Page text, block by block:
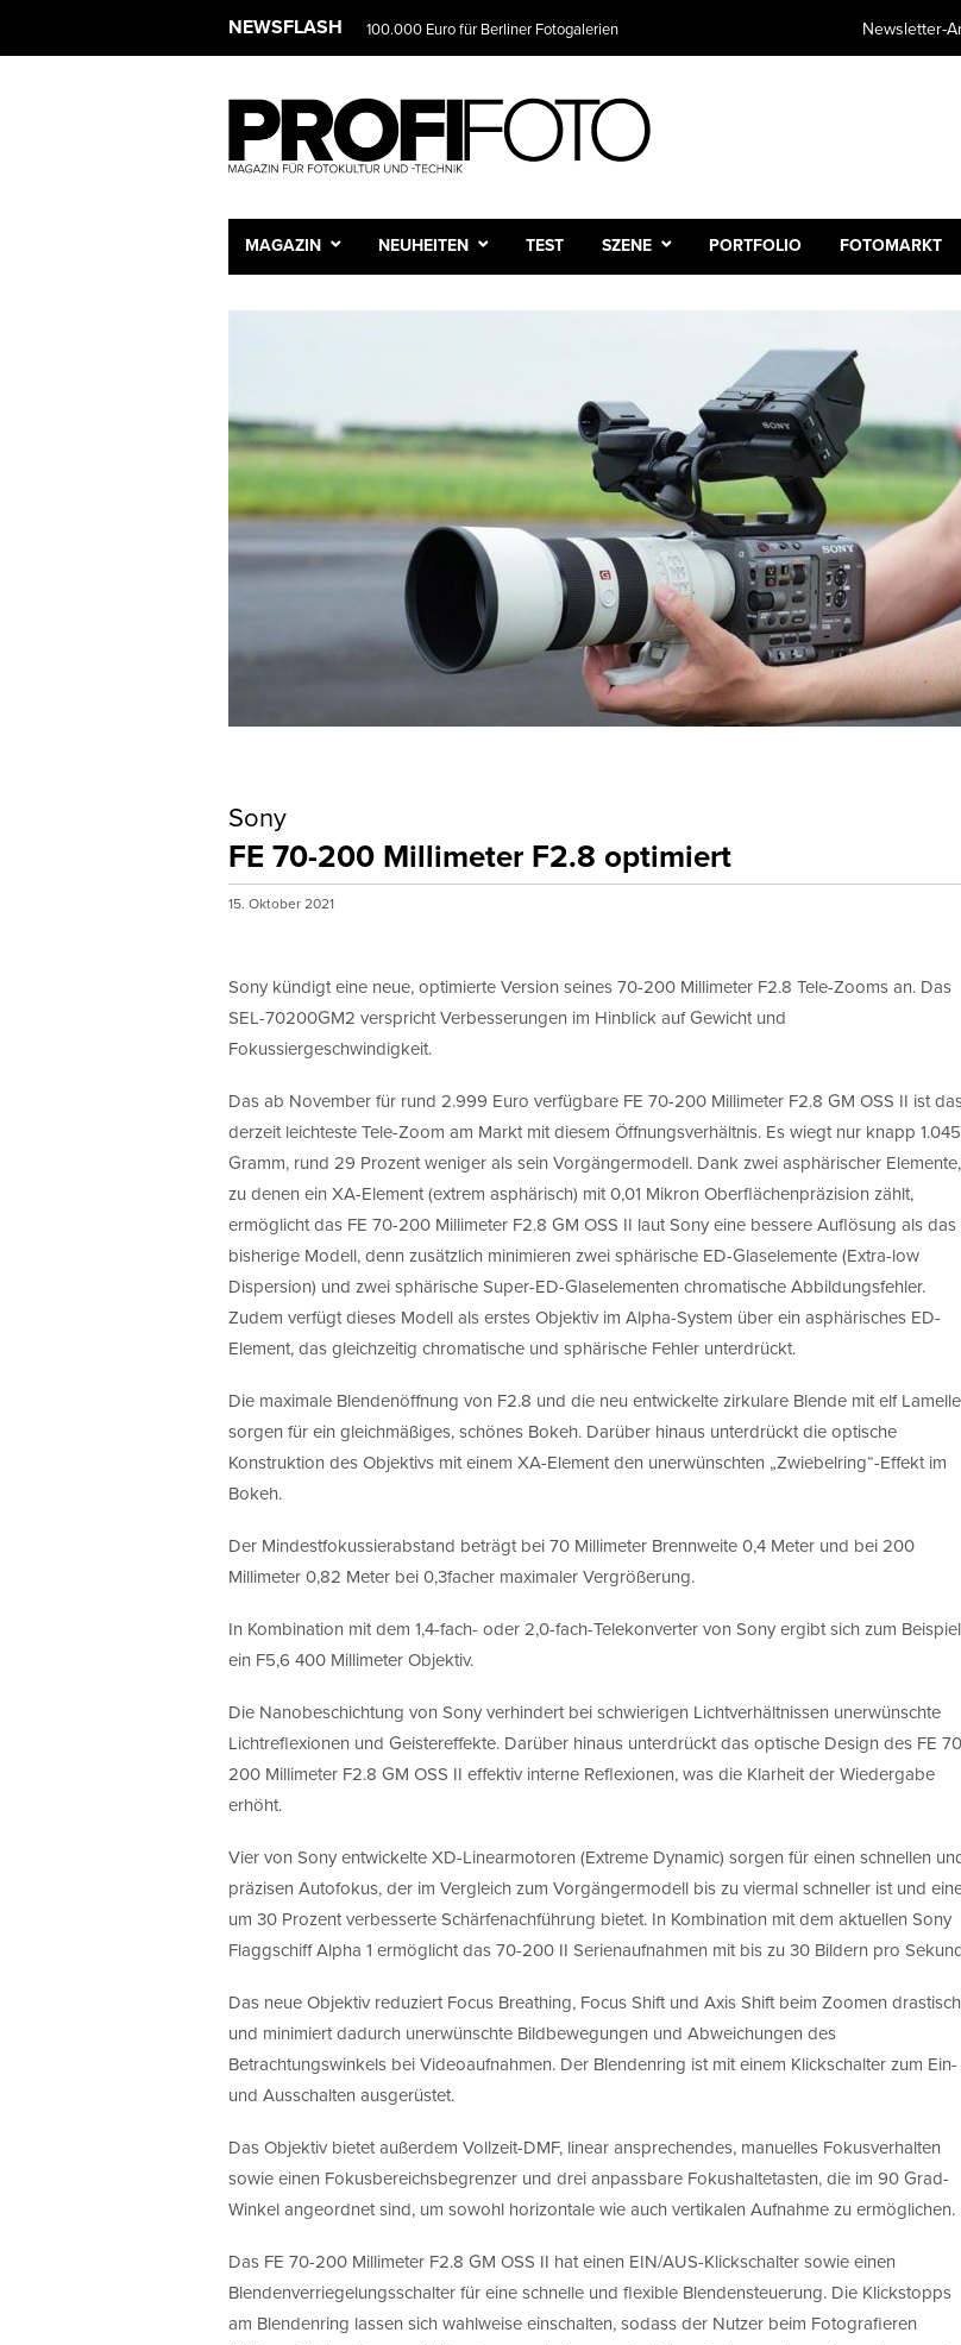
NEWSFLASH Das Fotostudio wird zur Plattform Newsletter-
MAGAZIN NEUHEITEN TEST SZENE PORTFOLIO FOTOMARKT
Sony
FE 70-200 Millimeter F2.8 optimiert
15. Oktober 2021
Sony kündigt eine neue, optimierte Version seines 70-200 Millimeter F2.8 Tele-Zooms an. Das
SEL-70200GM2 verspricht Verbesserungen im Hinblick auf Gewicht und
Fokussiergeschwindigkeit.
Das ab November für rund 2.999 Euro verfügbare FE 70-200 Millimeter F2.8 GM OSS II ist
derzeit leichteste Tele-Zoom am Markt mit diesem Öffnungsverhältnis. Es wiegt nur knapp 1.045
Gramm, rund 29 Prozent weniger als sein Vorgängermodell. Dank zwei asphärischer Elemente,
zu denen ein XA-Element (extrem asphärisch) mit 0,01 Mikron Oberflächenpräzision zählt,
ermöglicht das FE 70-200 Millimeter F2.8 GM OSS II laut Sony eine bessere Auflösung als das
bisherige Modell, denn zusätzlich minimieren zwei sphärische ED-Glaselemente (Extra-low
Dispersion) und zwei sphärische Super-ED-Glaselementen chromatische Abbildungsfehler.
Zudem verfügt dieses Modell als erstes Objektiv im Alpha-System über ein asphärisches ED-
Element, das gleichzeitig chromatische und sphärische Fehler unterdrückt.
Die maximale Blendenöffnung von F2.8 und die neu entwickelte zirkulare Blende mit elf
sorgen für ein gleichmäßiges, schönes Bokeh. Darüber hinaus unterdrückt die optische
Konstruktion des Objektivs mit einem XA-Element den unerwünschten „Zwiebelring“-Effekt im
Bokeh.
Der Mindestfokussierabstand beträgt bei 70 Millimeter Brennweite 0,4 Meter und bei 200
Millimeter 0,82 Meter bei 0,3facher maximaler Vergrößerung.
In Kombination mit dem 1,4-fach- oder 2,0-fach-Telekonverter von Sony ergibt sich zum Beispiel
ein F5,6 400 Millimeter Objektiv.
Die Nanobeschichtung von Sony verhindert bei schwierigen Lichtverhältnissen unerwünschte
Lichtreflexionen und Geistereffekte. Darüber hinaus unterdrückt das optische Design des FE
200 Millimeter F2.8 GM OSS II effektiv interne Reflexionen, was die Klarheit der Wiedergabe
erhöht.
Vier von Sony entwickelte XD-Linearmotoren (Extreme Dynamic) sorgen für einen schnellen
präzisen Autofokus, der im Vergleich zum Vorgängermodell bis zu viermal schneller ist und
um 30 Prozent verbesserte Schärfenachführung bietet. In Kombination mit dem aktuellen Sony
Flaggschiff Alpha 1 ermöglicht das 70-200 II Serienaufnahmen mit bis zu 30 Bildern pro
Das neue Objektiv reduziert Focus Breathing, Focus Shift und Axis Shift beim Zoomen drastisch
und minimiert dadurch unerwünschte Bildbewegungen und Abweichungen des
Betrachtungswinkels bei Videoaufnahmen. Der Blendenring ist mit einem Klickschalter zum Ein-
und Ausschalten ausgerüstet.
Das Objektiv bietet außerdem Vollzeit-DMF, linear ansprechendes, manuelles Fokusverhalten
sowie einen Fokusbereichsbegrenzer und drei anpassbare Fokushaltetasten, die im 90 Grad-
Winkel angeordnet sind, um sowohl horizontale wie auch vertikalen Aufnahme zu ermöglichen.
Das FE 70-200 Millimeter F2.8 GM OSS II hat einen EIN/AUS-Klickschalter sowie einen
Blendenverriegelungsschalter für eine schnelle und flexible Blendensteuerung. Die Klickstopps
am Blendenring lassen sich wahlweise einschalten, sodass der Nutzer beim Fotografieren
Wir informieren Sie kostenlos über alle Themen rund um
und Sie entscheiden natürlich selbst wie oft.
Vorname:
Nachname:
Frequenz des Newsletters
Täglich
Wöchentlich
Monatlich
Erlaubnis zum Marketing
ProfiFoto wird die Informationen, die Sie in diesem Formular
mit Ihnen in Kontakt zu bleiben.
Hiermit erlaube ich die Kontaktaufnahme über E-Mail*
Wir verwenden MailChimp als unsere Plattform zur
Automatisierung. Indem Sie unten zur Absendung
klicken, bestätigen Sie, dass die von Ihnen
MailChimp zur Verarbeitung in Übereinstimmung mit
DatenschutzrichtlinienundBedingungen